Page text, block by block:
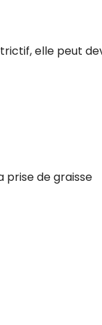
elle peut
prise de graisse